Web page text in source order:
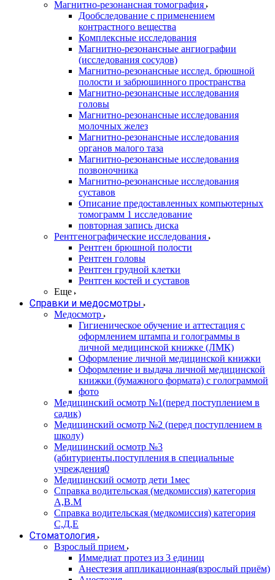
Магнитно-резонансная томография
Дообследование с применением
контрастного вещества
Комплексные исследования
Магнитно-резонансные ангиографии
(исследования сосудов)
Магнитно-резонансные исслед. брюшной
полости и забрюшинного пространства
Магнитно-резонансные исследования
головы
Магнитно-резонансные исследования
молочных желез
Магнитно-резонансные исследования
органов малого таза
Магнитно-резонансные исследования
позвоночника
Магнитно-резонансные исследования
суставов
Описание предоставленных компьютерных
томограмм 1 исследование
повторная запись диска
Рентгенографические исследования
Рентген брюшной полости
Рентген головы
Рентген грудной клетки
Рентген костей и суставов
Еще
Справки и медосмотры
Медосмотр
Гигиеническое обучение и аттестация с
оформлением штампа и голограммы в
личной медицинской книжке (ЛМК)
Оформление личной медицинской книжки
Оформление и выдача личной медицинской
книжки (бумажного формата) с голограммой
фото
Медицинский осмотр №1(перед поступлением в
садик)
Медицинский осмотр №2 (перед поступлением в
школу)
Медицинский осмотр №3
(абитуриенты.поступления в специальные
учреждения0
Медицинский осмотр дети 1мес
Справка водительская (медкомиссия) категория
А,В.М
Справка водительская (медкомиссия) категория
С,Д,Е
Стоматология
Взрослый прием
Иммедиат протез из 3 единиц
Анестезия аппликационная(взрослый приём)